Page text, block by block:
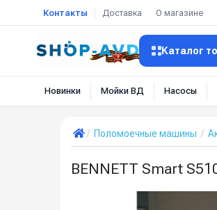
Контакты Доставка О магазине
Каталог
Новинки Мойки ВД Насосы
Поломоечные машины
BENNETT Smart